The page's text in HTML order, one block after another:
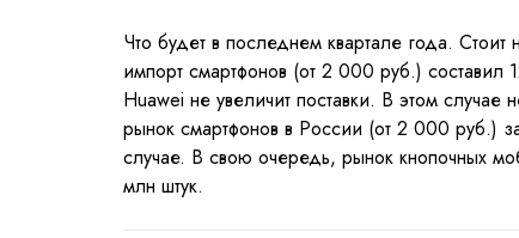
Что будет в последнем квартале года.
импорт смартфонов (от 2 000 руб.)
Huawei не увеличит поставки. В этом
рынок смартфонов в России (от 2 000 руб.)
случае. В свою очередь, рынок кнопочных
млн штук.